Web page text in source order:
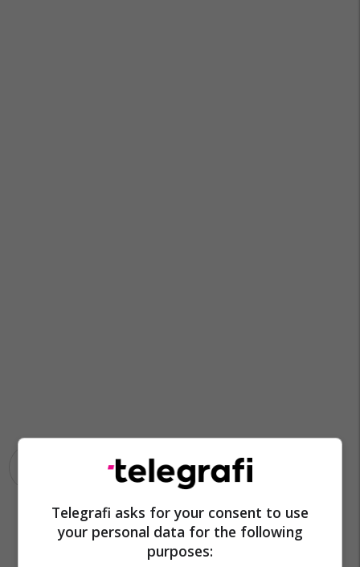
Shpend Ahmeti
Telegrafi asks for your consent to use
your personal data for the following
purposes: